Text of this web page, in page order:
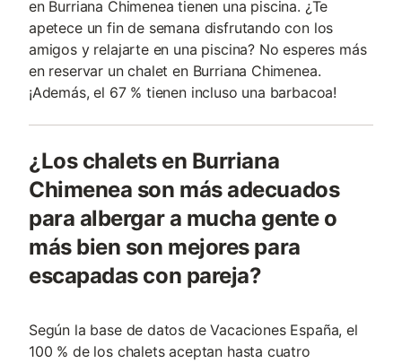
en Burriana Chimenea tienen una piscina. ¿Te
apetece un fin de semana disfrutando con los
amigos y relajarte en una piscina? No esperes más
en reservar un chalet en Burriana Chimenea.
¡Además, el 67 % tienen incluso una barbacoa!
¿Los chalets en Burriana
Chimenea son más adecuados
para albergar a mucha gente o
más bien son mejores para
escapadas con pareja?
Según la base de datos de Vacaciones España, el
100 % de los chalets aceptan hasta cuatro